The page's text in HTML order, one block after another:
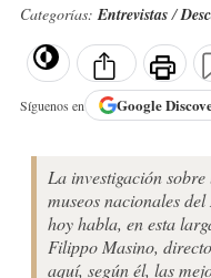
Categorías:Entrevistas/
Síguenos en Google
La investigación
museos nacionales
hoy habla, en esta
Filippo Masino,
aquí, según él, las